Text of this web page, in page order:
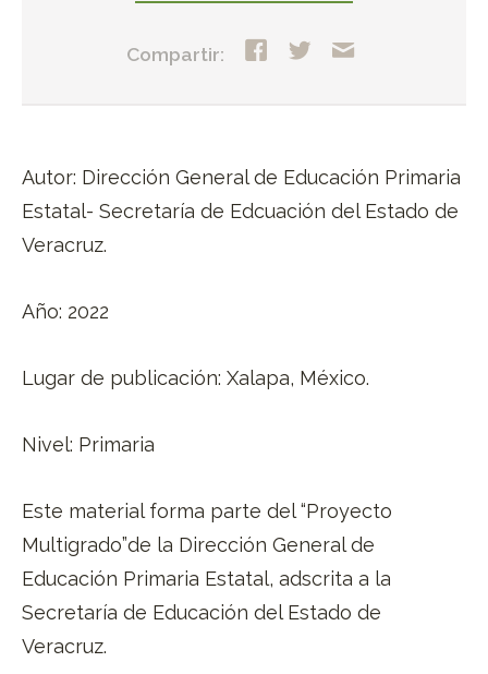
Compartir:
Autor: Dirección General de Educación Primaria
Estatal- Secretaría de Edcuación del Estado de
Veracruz.
Año: 2022
Lugar de publicación: Xalapa, México.
Nivel: Primaria
Este material forma parte del “Proyecto
Multigrado”de la Dirección General de
Educación Primaria Estatal, adscrita a la
Secretaría de Educación del Estado de
Veracruz.